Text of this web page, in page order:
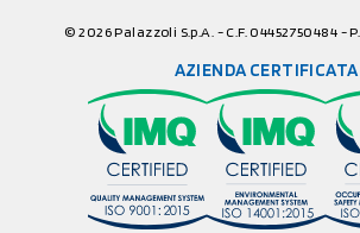
© 2026 Palazzoli S.p.A. - C.F. 04452750484 -
AZIENDA CERTIFICATA